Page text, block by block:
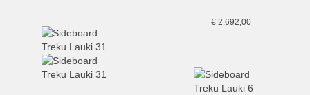
€ 2.692,00